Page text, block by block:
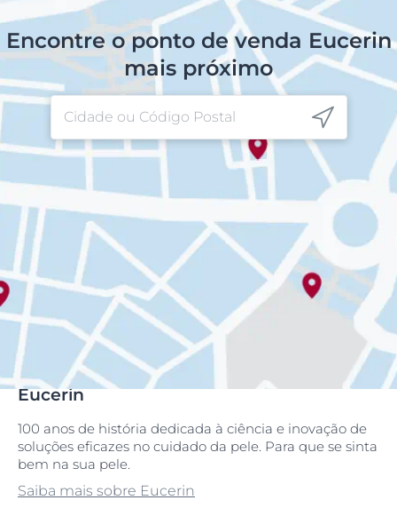
Encontre o ponto de venda Eucerin
mais próximo
Eucerin
100 anos de história dedicada à ciência e inovação de
soluções eficazes no cuidado da pele. Para que se sinta
bem na sua pele.
Saiba mais sobre Eucerin